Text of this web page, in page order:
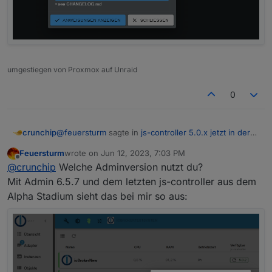
umgestiegen von Proxmox auf Unraid
0
crunchip@feuersturm sagte in js-controller 5.0.x jetzt in der
die js-controller Update Funktion über den
Admin ausprobiert
@foxriver76
ich hab da gar keine Möglichkeit
Feuersturmwrote on Jun 12, 2023, 7:03 PM
last edited by
@crunchip Welche Adminversion nutzt du?
Mit Admin 6.5.7 und dem letzten js-controller aus dem
Alpha Stadium sieht das bei mir so aus: